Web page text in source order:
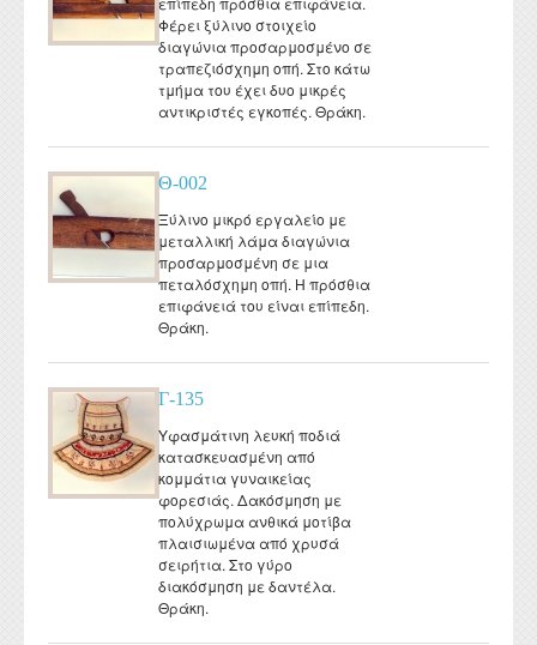
Φέρει ξύλινο στοιχείο
διαγώνια προσαρμοσμένο σε
τραπεζιόσχημη οπή. Στο κάτω
τμήμα του έχει δυο μικρές
αντικριστές εγκοπές. Θράκη.
Θ-002
Ξύλινο μικρό εργαλείο με
μεταλλική λάμα διαγώνια
προσαρμοσμένη σε μια
πεταλόσχημη οπή. Η πρόσθια
επιφάνειά του είναι επίπεδη.
Θράκη.
Γ-135
Υφασμάτινη λευκή ποδιά
κατασκευασμένη από
κομμάτια γυναικείας
φορεσιάς. Δακόσμηση με
πολύχρωμα ανθικά μοτίβα
πλαισιωμένα από χρυσά
σειρήτια. Στο γύρο
διακόσμηση με δαντέλα.
Θράκη.